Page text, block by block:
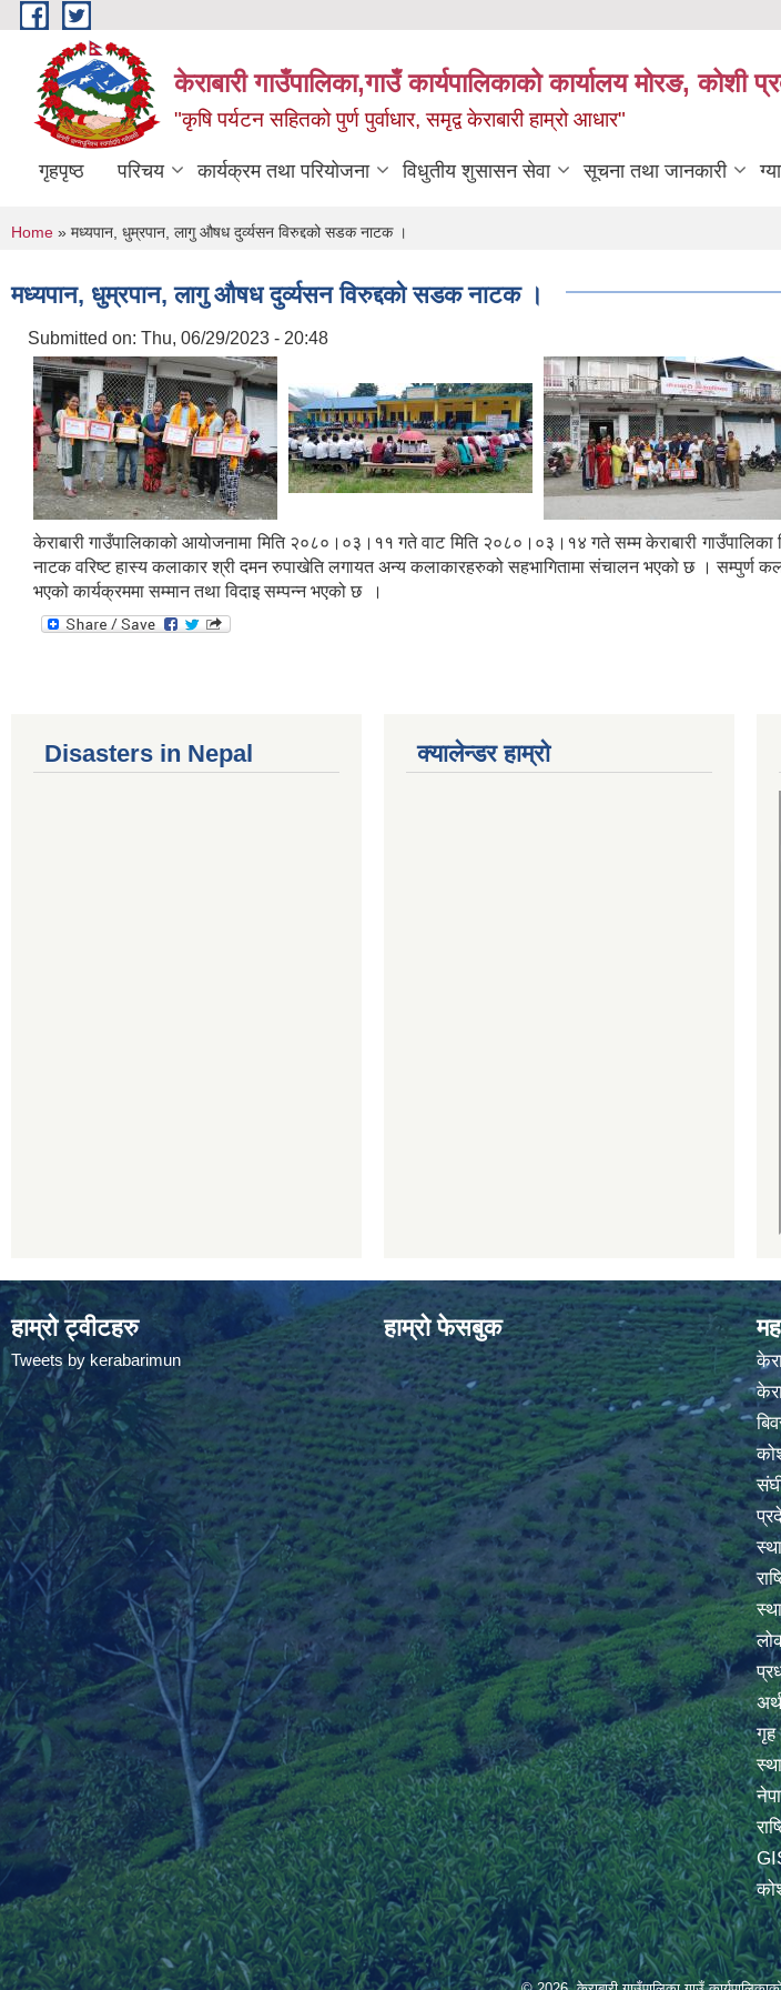
Skip to main content
केराबारी गाउँपालिका,गाउँ कार्यपालिकाको कार्यालय मोरङ, कोशी
"कृषि पर्यटन सहितको पुर्ण पुर्वाधार, समृद्व केराबारी हाम्रो आधार"
गृहपृष्ठ परिचय कार्यक्रम तथा परियोजना विधुतीय शुसासन सेवा सूचना तथा जानकारी
You are here
Home » मध्यपान, धुम्रपान, लागु औषध दुर्व्यसन विरुद्दको सडक नाटक ।
मध्यपान, धुम्रपान, लागु औषध दुर्व्यसन विरुद्दको सडक नाटक ।
Submitted on: Thu, 06/29/2023 - 20:48
केराबारी गाउँपालिकाको आयोजनामा मिति २०८०।०३।११ गते वाट मिति २०८०।०३।१४ गते सम्म केराबारी
नाटक वरिष्ट हास्य कलाकार श्री दमन रुपाखेति लगायत अन्य कलाकारहरुको सहभागितामा संचालन भएको छ । सम्पुर्ण
भएको कार्यक्रममा सम्मान तथा विदाइ सम्पन्न भएको छ ।
Disasters in Nepal क्यालेन्डर हाम्रो
हाम्रो ट्वीटहरु
Tweets by kerabarimun
हाम्रो फेसबुक
गृह